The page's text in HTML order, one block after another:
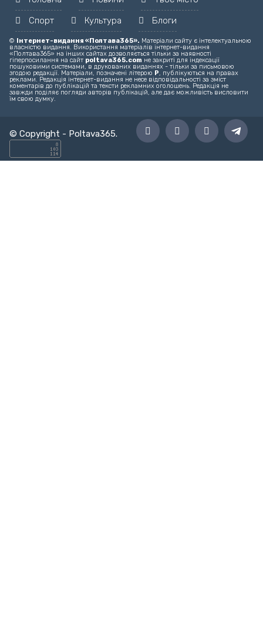
Спорт
Культура Блоги
© Інтернет-видання «Полтава365». Матеріали сайту є інтелектуальною
власністю видання. Використання матеріалів інтернет-видання
«Полтава365» на інших сайтах дозволяється тільки за наявності
гіперпосилання на сайт poltava365.com не закриті для індексації
пошуковими системами, в друкованих виданнях - тільки за письмовою
згодою редакції. Матеріали, позначені літерою Р, публікуються на правах
реклами. Редакція інтернет-видання не несе відповідальності за зміст
коментарів до публікацій та тексти рекламних оголошень. Редакція не
завжди поділяє погляди авторів публікацій, але дає можливість висловити
їм свою думку.
© Copyright - Poltava365.